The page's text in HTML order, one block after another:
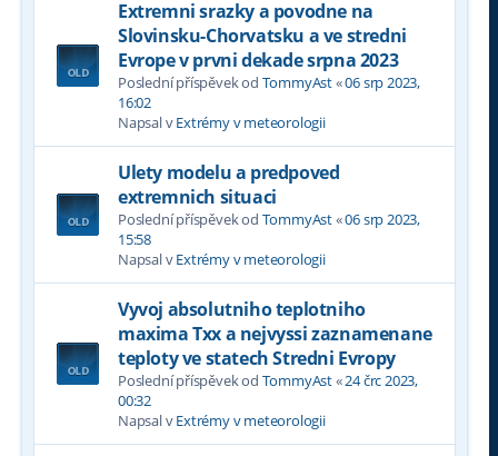
Extremni srazky a povodne na
Slovinsku-Chorvatsku a ve stredni
Evrope v prvni dekade srpna 2023
Poslední příspěvek od TommyAst«06 srp 2023,
16:02
Napsal vExtrémy v meteorologii
Ulety modelu a predpoved
extremnich situaci
Poslední příspěvek od TommyAst«06 srp 2023,
15:58
Napsal vExtrémy v meteorologii
Vyvoj absolutniho teplotniho
maxima Txx a nejvyssi zaznamenane
teploty ve statech Stredni Evropy
Poslední příspěvek od TommyAst«24 črc 2023,
00:32
Napsal vExtrémy v meteorologii